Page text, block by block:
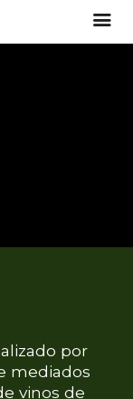
por
mediados
vinos de